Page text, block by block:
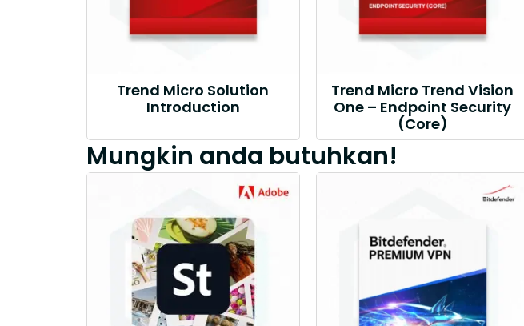
Trend Micro Solution
Introduction
Trend Micro Trend Vision
One – Endpoint Security
(Core)
Mungkin anda butuhkan!